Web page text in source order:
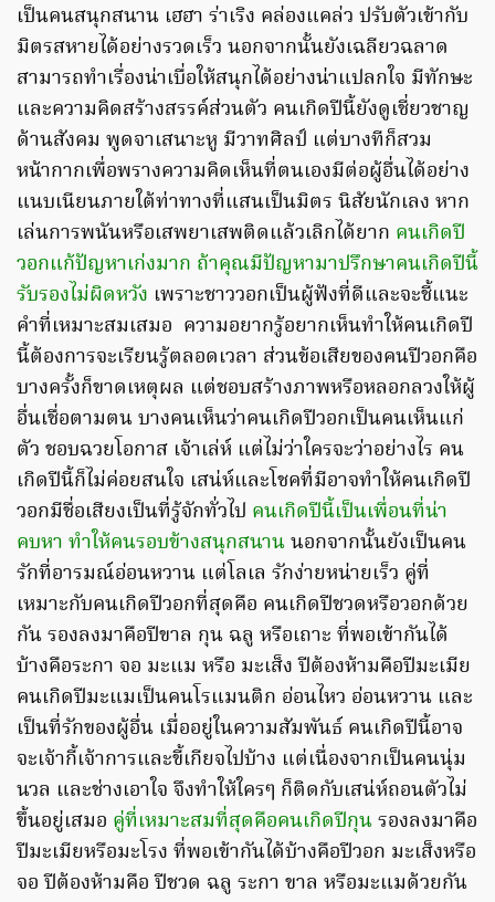
เป็นคนสนุกสนาน เฮฮา ร่าเริง คล่องแคล่ว ปรับตัวเข้ากับ
มิตรสหายได้อย่างรวดเร็ว นอกจากนั้นยังเฉลียวฉลาด
สามารถทำเรื่องน่าเบื่อให้สนุกได้อย่างน่าแปลกใจ มีทักษะ
และความคิดสร้างสรรค์ส่วนตัว คนเกิดปีนี้ยังดูเชี่ยวชาญ
ด้านสังคม พูดจาเสนาะหู มีวาทศิลป์ แต่บางทีก็สวม
หน้ากากเพื่อพรางความคิดเห็นที่ตนเองมีต่อผู้อื่นได้อย่าง
แนบเนียนภายใต้ท่าทางที่แสนเป็นมิตร นิสัยนักเลง หาก
เล่นการพนันหรือเสพยาเสพติดแล้วเลิกได้ยาก คนเกิดปี
วอกแก้ปัญหาเก่งมาก ถ้าคุณมีปัญหามาปรึกษาคนเกิดปีนี้
รับรองไม่ผิดหวัง เพราะชาววอกเป็นผู้ฟังที่ดีและจะชี้แนะ
คำที่เหมาะสมเสมอ ความอยากรู้อยากเห็นทำให้คนเกิดปี
นี้ต้องการจะเรียนรู้ตลอดเวลา ส่วนข้อเสียของคนปีวอกคือ
บางครั้งก็ขาดเหตุผล แต่ชอบสร้างภาพหรือหลอกลวงให้ผู้
อื่นเชื่อตามตน บางคนเห็นว่าคนเกิดปีวอกเป็นคนเห็นแก่
ตัว ชอบฉวยโอกาส เจ้าเล่ห์ แต่ไม่ว่าใครจะว่าอย่างไร คน
เกิดปีนี้ก็ไม่ค่อยสนใจ เสน่ห์และโชคที่มีอาจทำให้คนเกิดปี
วอกมีชื่อเสียงเป็นที่รู้จักทั่วไป คนเกิดปีนี้เป็นเพื่อนที่น่า
คบหา ทำให้คนรอบข้างสนุกสนานนอกจากนั้นยังเป็นคน
รักที่อารมณ์อ่อนหวาน แต่โลเล รักง่ายหน่ายเร็ว คู่ที่
เหมาะกับคนเกิดปีวอกที่สุดคือ คนเกิดปีชวดหรือวอกด้วย
กัน รองลงมาคือปีขาล กุน ฉลู หรือเถาะ ที่พอเข้ากันได้
บ้างคือระกา จอ มะแม หรือ มะเส็ง ปีต้องห้ามคือปีมะเมีย
คนเกิดปีมะแมเป็นคนโรแมนติก อ่อนไหว อ่อนหวาน และ
เป็นที่รักของผู้อื่น เมื่ออยู่ในความสัมพันธ์ คนเกิดปีนี้อาจ
จะเจ้ากี้เจ้าการและขี้เกียจไปบ้าง แต่เนื่องจากเป็นคนนุ่ม
นวล และช่างเอาใจ จึงทำให้ใครๆ ก็ติดกับเสน่ห์ถอนตัวไม่
ขึ้นอยู่เสมอ คู่ที่เหมาะสมที่สุดคือคนเกิดปีกุนรองลงมาคือ
ปีมะเมียหรือมะโรง ที่พอเข้ากันได้บ้างคือปีวอก มะเส็งหรือ
จอ ปีต้องห้ามคือ ปีชวด ฉลู ระกา ขาล หรือมะแมด้วยกัน